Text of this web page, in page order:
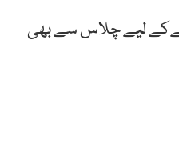
لیے چلاس سے بھی